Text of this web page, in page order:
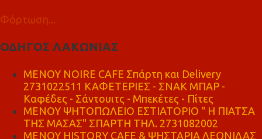
Φόρτωση...
ΟΔΗΓΟΣ ΛΑΚΩΝΙΑΣ
MENOY NOIRE CAFE Σπάρτη και Delivery
2731022511 ΚΑΦΕΤΕΡΙΕΣ - ΣΝΑΚ ΜΠΑΡ -
Καφέδες - Σάντουιτς - Μπεκέτες - Πίτες
ΜΕΝΟΥ ΨΗΤΟΠΩΛΕΙΟ ΕΣΤΙΑΤΟΡΙΟ " Η ΠΙΑΤΣΑ
ΤΗΣ ΜΑΣΑΣ" ΣΠΑΡΤΗ ΤΗΛ. 2731082002
ΜΕΝΟΥ HISTORY CAFE & ΨΗΣΤΑΡΙΑ ΛΕΩΝΙΔΑΣ